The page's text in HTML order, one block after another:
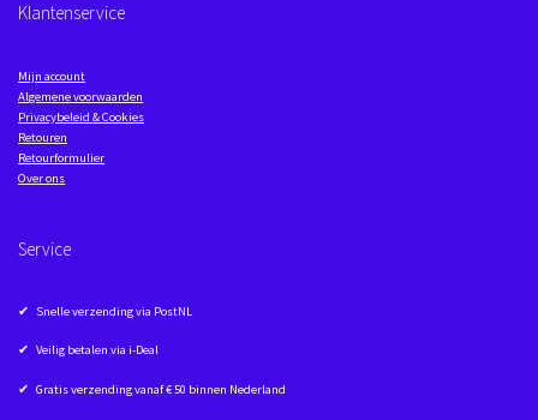
Klantenservice
Mijn account
Algemene voorwaarden
Privacybeleid & Cookies
Retouren
Retourformulier
Over ons
Service
✔ Snelle verzending via PostNL
✔ Veilig betalen via i-Deal
✔ Gratis verzending vanaf € 50 binnen Nederland